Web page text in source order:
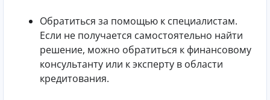
Обратиться за помощью к специалистам.
Если не получается самостоятельно найти
решение, можно обратиться к финансовому
консультанту или к эксперту в области
кредитования.